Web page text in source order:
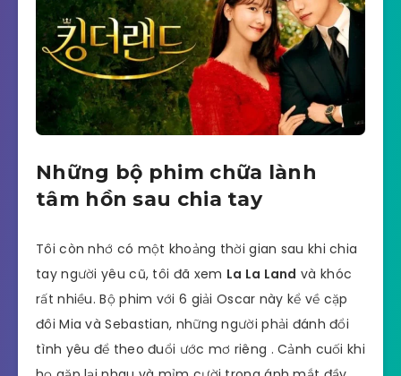
Những bộ phim chữa lành
tâm hồn sau chia tay
Tôi còn nhớ có một khoảng thời gian sau khi chia
tay người yêu cũ, tôi đã xem La La Land và khóc
rất nhiều. Bộ phim với 6 giải Oscar này kể về cặp
đôi Mia và Sebastian, những người phải đánh đổi
tình yêu để theo đuổi ước mơ riêng . Cảnh cuối khi